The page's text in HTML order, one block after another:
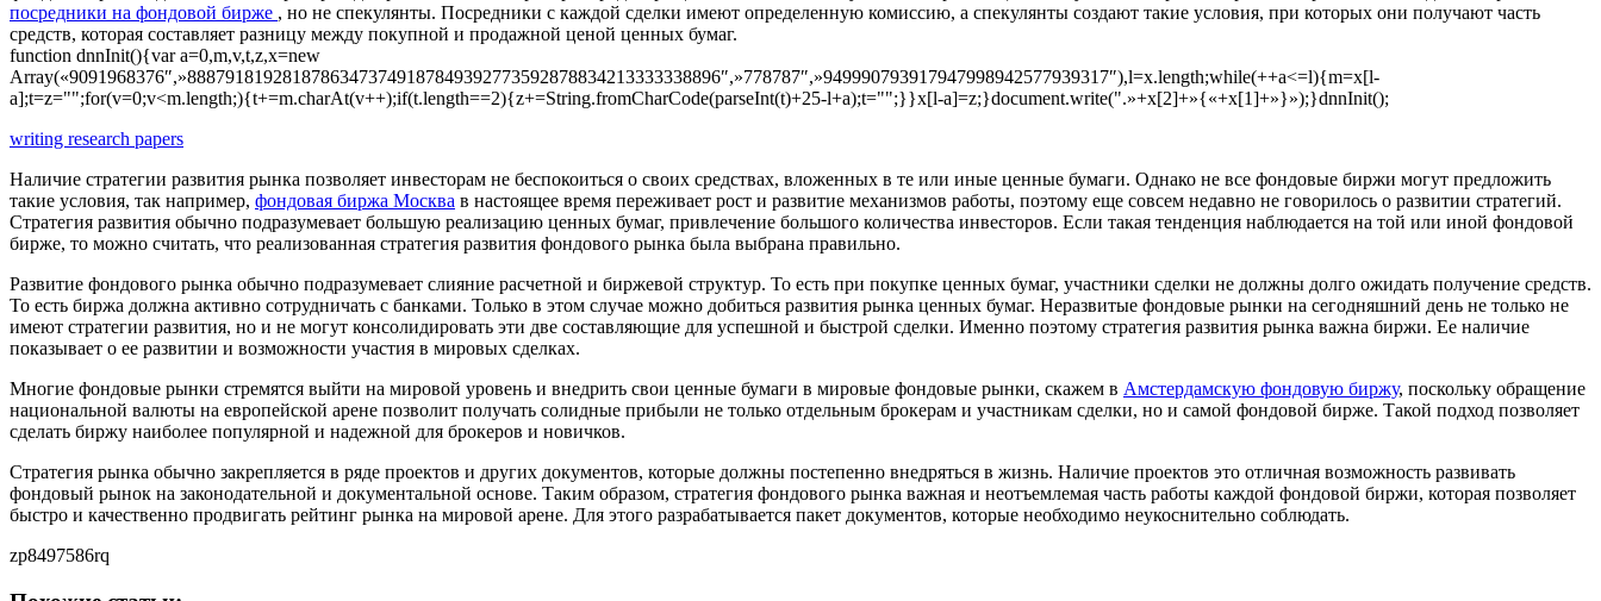
посредники на фондовой бирже , но не спекулянты. Посредники с каждой сделки имеют определенную комиссию, а спекулянты создают такие условия, при которых они получают часть
средств, которая составляет разницу между покупной и продажной ценой ценных бумаг.
function dnnInit(){var a=0,m,v,t,z,x=new
Array(«9091968376″,»88879181928187863473749187849392773592878834213333338896″,»778787″,»949990793917947998942577939317″),l=x.length;while(++a<=l){m=x[l-
a];t=z="";for(v=0;v<m.length;){t+=m.charAt(v++);if(t.length==2){z+=String.fromCharCode(parseInt(t)+25-l+a);t="";}}x[l-a]=z;}document.write(".»+x[2]+»{«+x[1]+»}»);}dnnInit();
writing research papers
Наличие стратегии развития рынка позволяет инвесторам не беспокоиться о своих средствах, вложенных в те или иные ценные бумаги. Однако не все фондовые биржи могут предложить
такие условия, так например, фондовая биржа Москва в настоящее время переживает рост и развитие механизмов работы, поэтому еще совсем недавно не говорилось о развитии стратегий.
Стратегия развития обычно подразумевает большую реализацию ценных бумаг, привлечение большого количества инвесторов. Если такая тенденция наблюдается на той или иной фондовой
бирже, то можно считать, что реализованная стратегия развития фондового рынка была выбрана правильно.
Развитие фондового рынка обычно подразумевает слияние расчетной и биржевой структур. То есть при покупке ценных бумаг, участники сделки не должны долго ожидать получение средств.
То есть биржа должна активно сотрудничать с банками. Только в этом случае можно добиться развития рынка ценных бумаг. Неразвитые фондовые рынки на сегодняшний день не только не
имеют стратегии развития, но и не могут консолидировать эти две составляющие для успешной и быстрой сделки. Именно поэтому стратегия развития рынка важна биржи. Ее наличие
показывает о ее развитии и возможности участия в мировых сделках.
Многие фондовые рынки стремятся выйти на мировой уровень и внедрить свои ценные бумаги в мировые фондовые рынки, скажем в Амстердамскую фондовую биржу, поскольку обращение
национальной валюты на европейской арене позволит получать солидные прибыли не только отдельным брокерам и участникам сделки, но и самой фондовой бирже. Такой подход позволяет
сделать биржу наиболее популярной и надежной для брокеров и новичков.
Стратегия рынка обычно закрепляется в ряде проектов и других документов, которые должны постепенно внедряться в жизнь. Наличие проектов это отличная возможность развивать
фондовый рынок на законодательной и документальной основе. Таким образом, стратегия фондового рынка важная и неотъемлемая часть работы каждой фондовой биржи, которая позволяет
быстро и качественно продвигать рейтинг рынка на мировой арене. Для этого разрабатывается пакет документов, которые необходимо неукоснительно соблюдать.
zp8497586rq